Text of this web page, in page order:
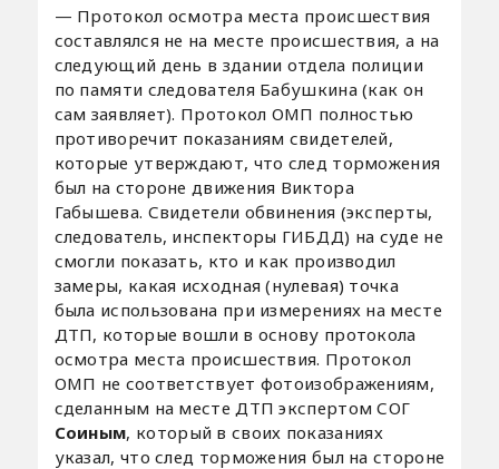
— Протокол осмотра места происшествия
составлялся не на месте происшествия, а на
следующий день в здании отдела полиции
по памяти следователя Бабушкина (как он
сам заявляет). Протокол ОМП полностью
противоречит показаниям свидетелей,
которые утверждают, что след торможения
был на стороне движения Виктора
Габышева. Свидетели обвинения (эксперты,
следователь, инспекторы ГИБДД) на суде не
смогли показать, кто и как производил
замеры, какая исходная (нулевая) точка
была использована при измерениях на месте
ДТП, которые вошли в основу протокола
осмотра места происшествия. Протокол
ОМП не соответствует фотоизображениям,
сделанным на месте ДТП экспертом СОГ
Соиным, который в своих показаниях
указал, что след торможения был на стороне